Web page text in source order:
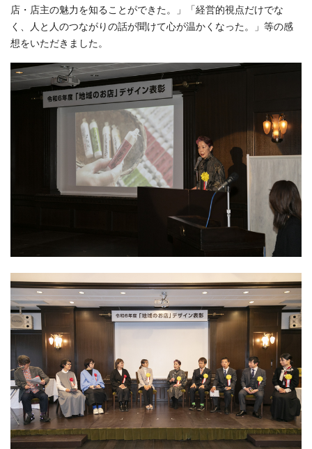
店・店主の魅力を知ることができた。」「経営的視点だけでな
く、人と人のつながりの話が聞けて心が温かくなった。」等の感
想をいただきました。